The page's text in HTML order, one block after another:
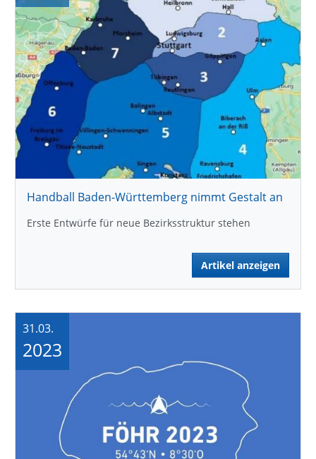
Handball Baden-Württemberg nimmt Gestalt an
Erste Entwürfe für neue Bezirksstruktur stehen
Artikel anzeigen
31.03.
2023